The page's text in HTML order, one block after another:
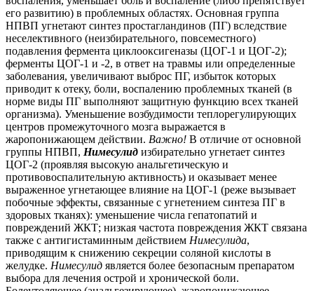
его развитию) в проблемных областях. Основная группа
НПВП угнетают синтез простагландинов (ПГ) вследствие
неселективного (неизбирательного, повсеместного)
подавления фермента циклооксигеназы (ЦОГ-1 и ЦОГ-2);
ферменты ЦОГ-1 и -2, в ответ на травмы или определенные
заболевания, увеличивают выброс ПГ, избыток которых
приводит к отеку, боли, воспалению проблемных тканей (в
норме виды ПГ выполняют защитную функцию всех тканей
организма). Уменьшение возбудимости теплорегулирующих
центров промежуточного мозга выражается в
жаропонижающем действии. Важно! В отличие от основной
группы НПВП, Нимесулид избирательно угнетает синтез
ЦОГ-2 (проявляя высокую анальгетическую и
противовоспалительную активность) и оказывает менее
выраженное угнетающее влияние на ЦОГ‑1 (реже вызывает
побочные эффекты, связанные с угнетением синтеза ПГ в
здоровых тканях): уменьшение числа гепатопатий и
повреждений ЖКТ; низкая частота повреждения ЖКТ связана
также с антигистаминным действием Нимесулида,
приводящим к снижению секреции соляной кислоты в
желудке. Нимесулид является более безопасным препаратом
выбора для лечения острой и хронической боли.